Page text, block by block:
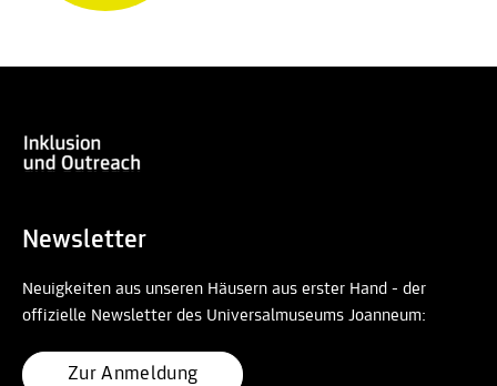
Newsletter
Neuigkeiten aus unseren Häusern aus erster Hand - der
offizielle Newsletter des Universalmuseums Joanneum:
Zur Anmeldung